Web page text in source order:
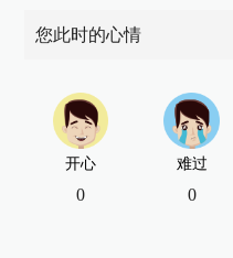
您此时的心情
开心
0
难过
0